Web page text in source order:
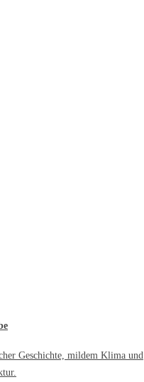
Geschichte, mildem Klima und